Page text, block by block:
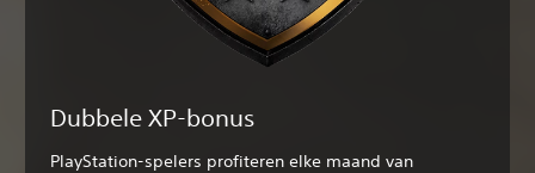
Dubbele XP-bonus
PlayStation-spelers profiteren elke maand van